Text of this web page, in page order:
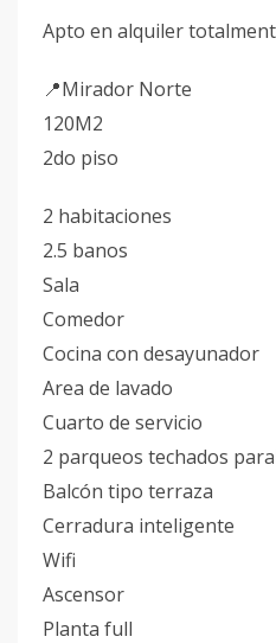
Apto en alquiler
📍Mirador Norte
120M2
2do piso
2 habitaciones
2.5 banos
Sala
Comedor
Cocina con desayunador
Area de lavado
Cuarto de servicio
2 parqueos techados
Balcón tipo terraza
Cerradura inteligente
Wifi
Ascensor
Planta full